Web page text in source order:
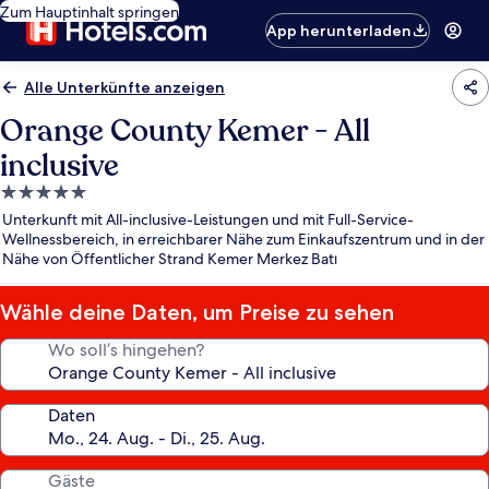
Zum Hauptinhalt springen
App herunterladen
Alle Unterkünfte anzeigen
Orange County Kemer - All
inclusive
5.0-
Sterne-
Unterkunft
Unterkunft mit All-inclusive-Leistungen und mit Full-Service-
Wellnessbereich, in erreichbarer Nähe zum Einkaufszentrum und in der
Nähe von Öffentlicher Strand Kemer Merkez Batı
Wähle deine Daten, um Preise zu sehen
Wo soll’s hingehen?
Daten
Gäste